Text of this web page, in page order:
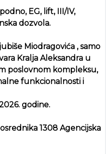
EG, lift, III/IV,
dozvola.
Miodragovića , samo
Kralja Aleksandra u
poslovnom kompleksu,
funkcionalnosti i
godine.
1308 Agencijska